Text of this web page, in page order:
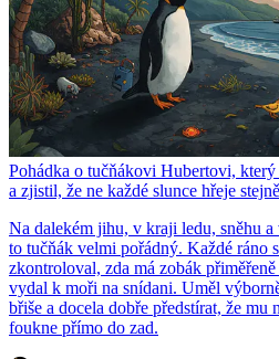
Pohádka o tučňákovi Hubertovi,
a zjistil, že ne každé slunce hřeje stejně
Na dalekém jihu, v kraji ledu, sněhu
to tučňák velmi pořádný. Každé ráno
zkontroloval, zda má zobák
vydal k moři na snídani. Uměl
břiše a docela dobře předstírat, že
foukne přímo do zad.